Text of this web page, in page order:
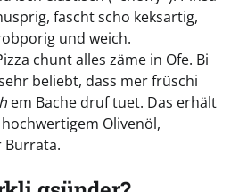
fascht scho keksartig,
und weich.
chunt alles zäme in Ofe. Bi
beliebt, dass mer früschi
em Bache druf tuet. Das erhält
Olivenöl,
Burrata.